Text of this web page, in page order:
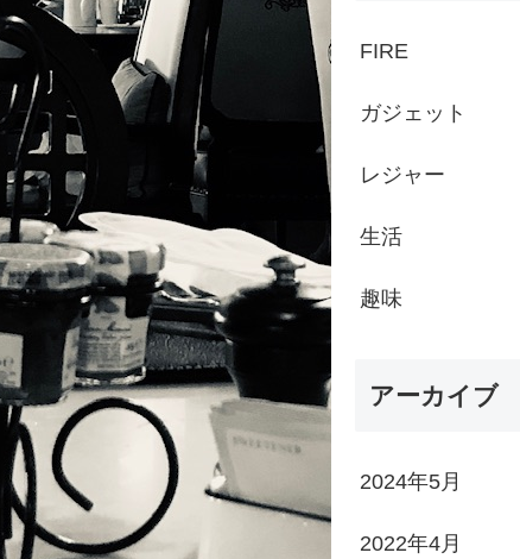
FIRE
ガジェット
レジャー
生活
趣味
アーカイブ
2024年5月
2022年4月